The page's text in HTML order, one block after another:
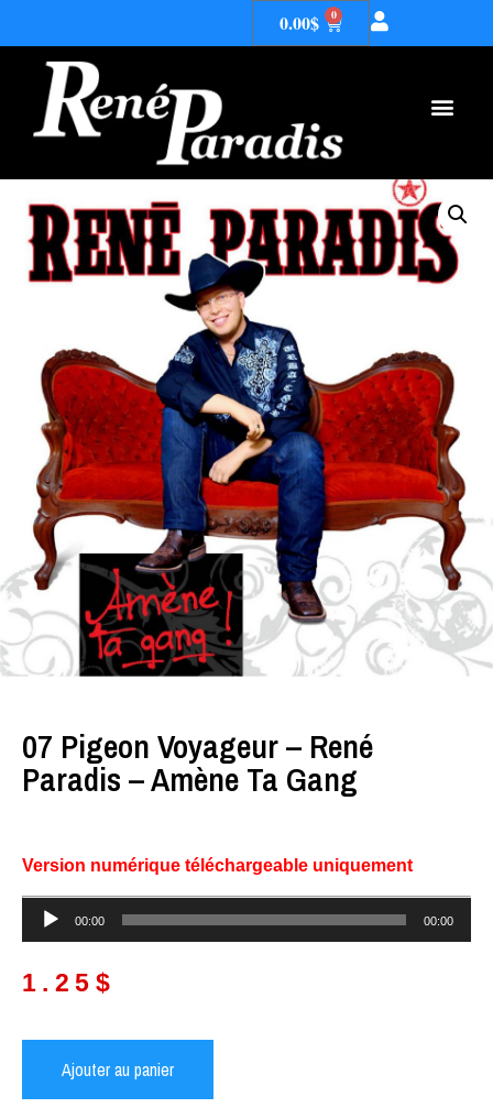
0.00$ 0
07 Pigeon Voyageur – René
Paradis – Amène Ta Gang
Version numérique téléchargeable uniquement
Lecteur
audio
00:00 00:00
1.25 $
Ajouter au panier